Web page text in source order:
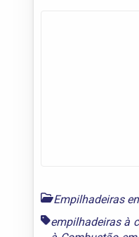
Empilhadeiras
empilhadeiras à